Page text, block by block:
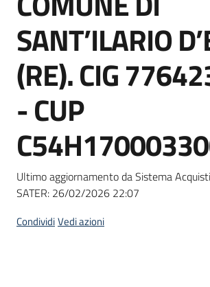
SANT’ILARIO
(RE). CIG
- CUP
Ultimo aggiornamento da Sistema
SATER: 26/02/2026 22:07
CondividiVedi azioni